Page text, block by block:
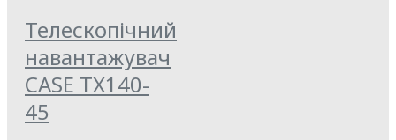
Телескопічний
навантажувач
CASE TX140-
45